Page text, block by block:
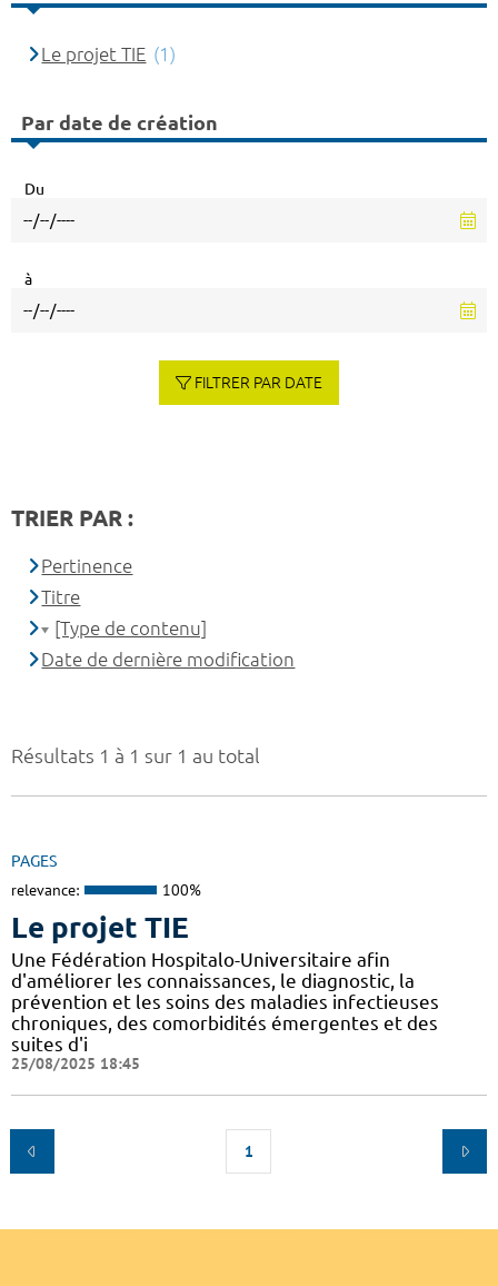
Résultats 1 à 1 sur 1 au total
PAGES
relevance: 100%
Le projet TIE
Une Fédération Hospitalo-Universitaire afin
d'améliorer les connaissances, le diagnostic, la
prévention et les soins des maladies infectieuses
chroniques, des comorbidités émergentes et des
suites d'i
25/08/2025 18:45
1
Le projet TIE (1)
Par date de création
Du
à
FILTRER PAR DATE
TRIER PAR :
Pertinence
Titre
[Type de contenu]
Date de dernière modification